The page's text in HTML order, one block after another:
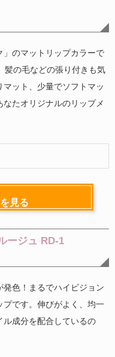
」のマットリップカラーで
髪の毛などの張り付きも気
ット、少量でソフトマッ
なたオリジナルのリップメ
見る
ージュ RD-1
色！まるでハイビジョン
です。伸びがよく、均一
ル成分を配合しているの